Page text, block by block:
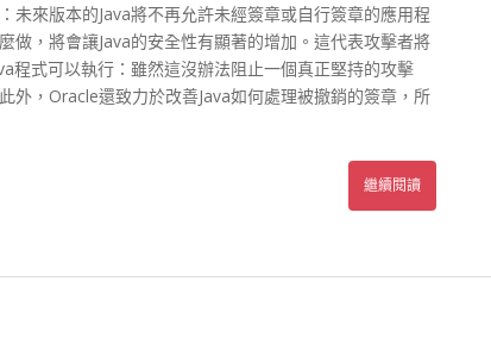
未來版本的Java將不再允許未經簽章或自行簽章的應用程
做，將會讓Java的安全性有顯著的增加。這代表攻擊者將
程式可以執行：雖然這沒辦法阻止一個真正堅持的攻擊
外，Oracle還致力於改善Java如何處理被撤銷的簽章，所
繼續閱讀